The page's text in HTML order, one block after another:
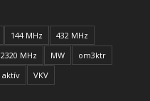
144 MHz
432 MHz
2320 MHz MW
om3ktr
aktív
VKV